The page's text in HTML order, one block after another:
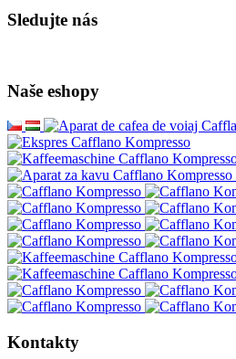
Sledujte nás
Naše eshopy
Kontakty